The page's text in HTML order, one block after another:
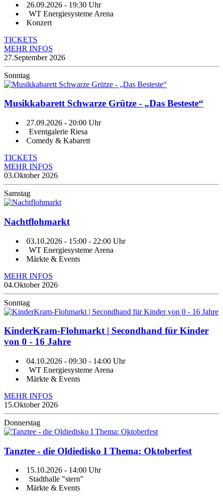
26.09.2026 - 19:30 Uhr
WT Energiesysteme Arena
Konzert
TICKETS
MEHR INFOS
27.September 2026
Sonntag
Musikkabarett Schwarze Grütze - „Das Besteste“
27.09.2026 - 20:00 Uhr
Eventgalerie Riesa
Comedy & Kabarett
TICKETS
MEHR INFOS
03.Oktober 2026
Samstag
Nachtflohmarkt
03.10.2026 - 15:00 - 22:00 Uhr
WT Energiesysteme Arena
Märkte & Events
MEHR INFOS
04.Oktober 2026
Sonntag
KinderKram-Flohmarkt | Secondhand für Kinder
von 0 - 16 Jahre
04.10.2026 - 09:30 - 14:00 Uhr
WT Energiesysteme Arena
Märkte & Events
MEHR INFOS
15.Oktober 2026
Donnerstag
Tanztee - die Oldiedisko I Thema: Oktoberfest
15.10.2026 - 14:00 Uhr
Stadthalle "stern"
Märkte & Events